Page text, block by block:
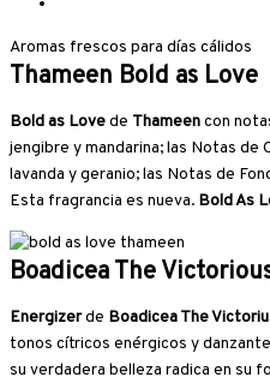
Aromas frescos para días cálidos
Thameen Bold as Love
Bold as Lovede Thameencon
jengibre y mandarina; las Notas de
lavanda y geranio; las Notas de
Esta fragrancia es nueva. Bold As
Boadicea The
Energizerde Boadicea The
tonos cítricos enérgicos y
su verdadera belleza radica en su